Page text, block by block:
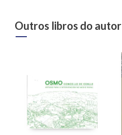
Outros libros do autor